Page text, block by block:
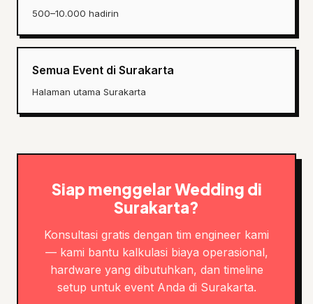
500–10.000 hadirin
Semua Event di Surakarta
Halaman utama Surakarta
Siap menggelar Wedding di
Surakarta?
Konsultasi gratis dengan tim engineer kami
— kami bantu kalkulasi biaya operasional,
hardware yang dibutuhkan, dan timeline
setup untuk event Anda di Surakarta.